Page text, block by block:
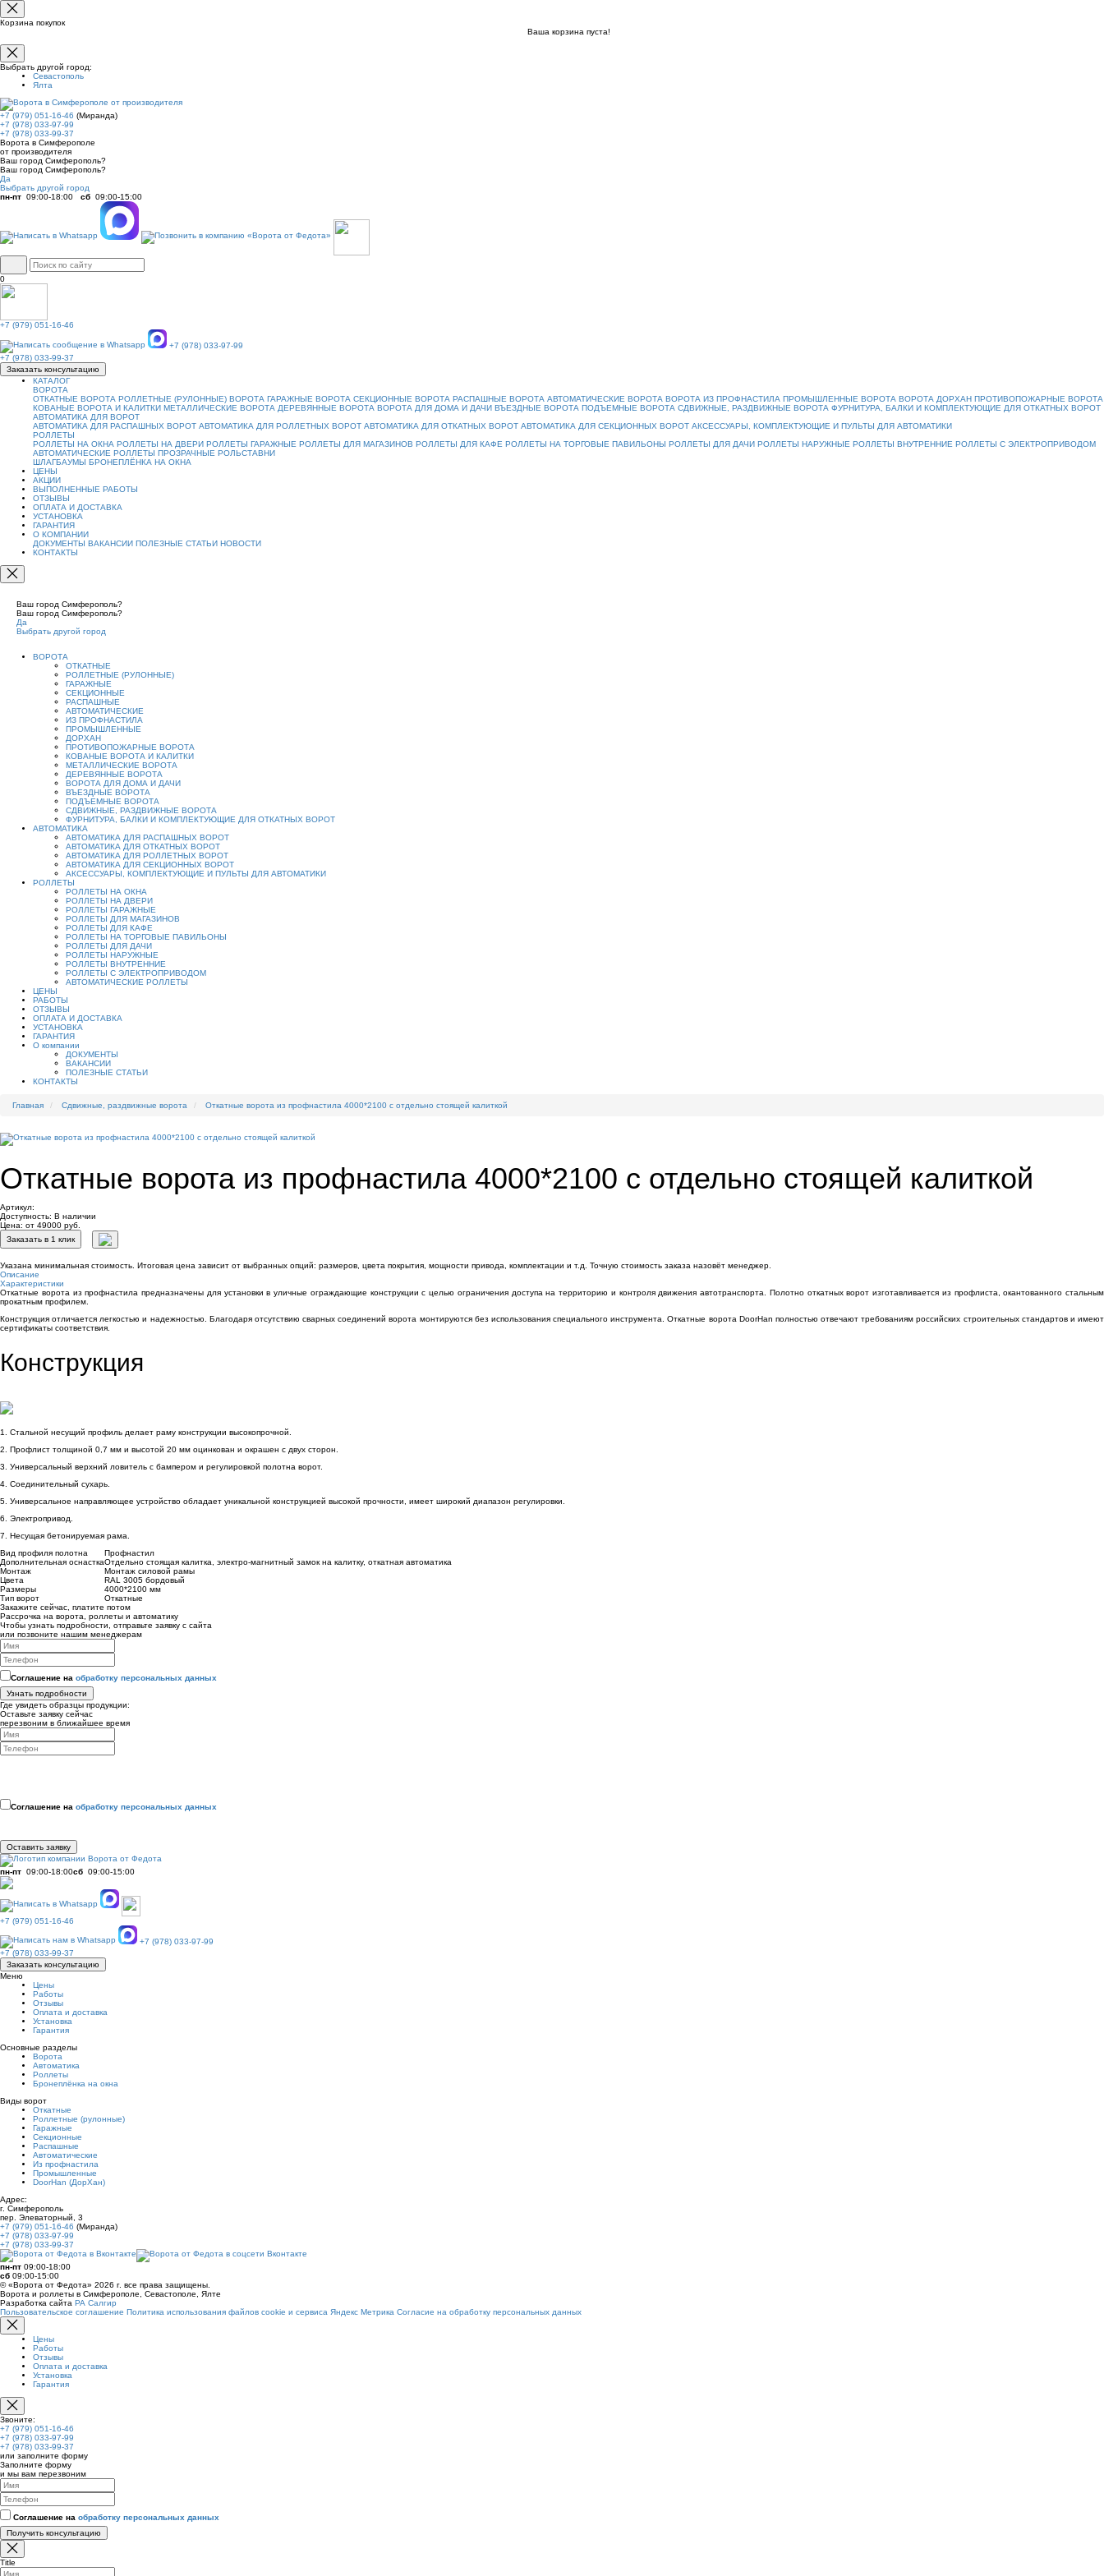
Корзина покупок
Ваша корзина пуста!
Выбрать другой город:
Севастополь
Ялта
+7 (979) 051-16-46 (Миранда)
+7 (978) 033-97-99
+7 (978) 033-99-37
Ворота в Симферополе
от производителя
Ваш город Симферополь?
Ваш город Симферополь?
Да
Выбрать другой город
пн-пт 09:00-18:00 сб 09:00-15:00
0
+7 (979) 051-16-46
+7 (978) 033-97-99
+7 (978) 033-99-37
Заказать консультацию
КАТАЛОГ
ВОРОТА
ОТКАТНЫЕ ВОРОТА РОЛЛЕТНЫЕ (РУЛОННЫЕ) ВОРОТА ГАРАЖНЫЕ ВОРОТА СЕКЦИОННЫЕ ВОРОТА РАСПАШНЫЕ ВОРОТА АВТОМАТИЧЕСКИЕ ВОРОТА ВОРОТА ИЗ ПРОФНАСТИЛА ПРОМЫШЛЕННЫЕ ВОРОТА ВОРОТА ДОРХАН ПРОТИВОПОЖАРНЫЕ ВОРОТА
КОВАНЫЕ ВОРОТА И КАЛИТКИ МЕТАЛЛИЧЕСКИЕ ВОРОТА ДЕРЕВЯННЫЕ ВОРОТА ВОРОТА ДЛЯ ДОМА И ДАЧИ ВЪЕЗДНЫЕ ВОРОТА ПОДЪЕМНЫЕ ВОРОТА СДВИЖНЫЕ, РАЗДВИЖНЫЕ ВОРОТА ФУРНИТУРА, БАЛКИ И КОМПЛЕКТУЮЩИЕ ДЛЯ ОТКАТНЫХ ВОРОТ
АВТОМАТИКА ДЛЯ ВОРОТ
АВТОМАТИКА ДЛЯ РАСПАШНЫХ ВОРОТ АВТОМАТИКА ДЛЯ РОЛЛЕТНЫХ ВОРОТ АВТОМАТИКА ДЛЯ ОТКАТНЫХ ВОРОТ АВТОМАТИКА ДЛЯ СЕКЦИОННЫХ ВОРОТ АКСЕССУАРЫ, КОМПЛЕКТУЮЩИЕ И ПУЛЬТЫ ДЛЯ АВТОМАТИКИ
РОЛЛЕТЫ
РОЛЛЕТЫ НА ОКНА РОЛЛЕТЫ НА ДВЕРИ РОЛЛЕТЫ ГАРАЖНЫЕ РОЛЛЕТЫ ДЛЯ МАГАЗИНОВ РОЛЛЕТЫ ДЛЯ КАФЕ РОЛЛЕТЫ НА ТОРГОВЫЕ ПАВИЛЬОНЫ РОЛЛЕТЫ ДЛЯ ДАЧИ РОЛЛЕТЫ НАРУЖНЫЕ РОЛЛЕТЫ ВНУТРЕННИЕ РОЛЛЕТЫ С ЭЛЕКТРОПРИВОДОМ
АВТОМАТИЧЕСКИЕ РОЛЛЕТЫ ПРОЗРАЧНЫЕ РОЛЬСТАВНИ
ШЛАГБАУМЫ БРОНЕПЛЁНКА НА ОКНА
ЦЕНЫ
АКЦИИ
ВЫПОЛНЕННЫЕ РАБОТЫ
ОТЗЫВЫ
ОПЛАТА И ДОСТАВКА
УСТАНОВКА
ГАРАНТИЯ
О КОМПАНИИ
ДОКУМЕНТЫ ВАКАНСИИ ПОЛЕЗНЫЕ СТАТЬИ НОВОСТИ
КОНТАКТЫ
Ваш город Симферополь?
Ваш город Симферополь?
Да
Выбрать другой город
ВОРОТА
ОТКАТНЫЕ
РОЛЛЕТНЫЕ (РУЛОННЫЕ)
ГАРАЖНЫЕ
СЕКЦИОННЫЕ
РАСПАШНЫЕ
АВТОМАТИЧЕСКИЕ
ИЗ ПРОФНАСТИЛА
ПРОМЫШЛЕННЫЕ
ДОРХАН
ПРОТИВОПОЖАРНЫЕ ВОРОТА
КОВАНЫЕ ВОРОТА И КАЛИТКИ
МЕТАЛЛИЧЕСКИЕ ВОРОТА
ДЕРЕВЯННЫЕ ВОРОТА
ВОРОТА ДЛЯ ДОМА И ДАЧИ
ВЪЕЗДНЫЕ ВОРОТА
ПОДЪЕМНЫЕ ВОРОТА
СДВИЖНЫЕ, РАЗДВИЖНЫЕ ВОРОТА
ФУРНИТУРА, БАЛКИ И КОМПЛЕКТУЮЩИЕ ДЛЯ ОТКАТНЫХ ВОРОТ
АВТОМАТИКА
АВТОМАТИКА ДЛЯ РАСПАШНЫХ ВОРОТ
АВТОМАТИКА ДЛЯ ОТКАТНЫХ ВОРОТ
АВТОМАТИКА ДЛЯ РОЛЛЕТНЫХ ВОРОТ
АВТОМАТИКА ДЛЯ СЕКЦИОННЫХ ВОРОТ
АКСЕССУАРЫ, КОМПЛЕКТУЮЩИЕ И ПУЛЬТЫ ДЛЯ АВТОМАТИКИ
РОЛЛЕТЫ
РОЛЛЕТЫ НА ОКНА
РОЛЛЕТЫ НА ДВЕРИ
РОЛЛЕТЫ ГАРАЖНЫЕ
РОЛЛЕТЫ ДЛЯ МАГАЗИНОВ
РОЛЛЕТЫ ДЛЯ КАФЕ
РОЛЛЕТЫ НА ТОРГОВЫЕ ПАВИЛЬОНЫ
РОЛЛЕТЫ ДЛЯ ДАЧИ
РОЛЛЕТЫ НАРУЖНЫЕ
РОЛЛЕТЫ ВНУТРЕННИЕ
РОЛЛЕТЫ С ЭЛЕКТРОПРИВОДОМ
АВТОМАТИЧЕСКИЕ РОЛЛЕТЫ
ЦЕНЫ
РАБОТЫ
ОТЗЫВЫ
ОПЛАТА И ДОСТАВКА
УСТАНОВКА
ГАРАНТИЯ
О компании
ДОКУМЕНТЫ
ВАКАНСИИ
ПОЛЕЗНЫЕ СТАТЬИ
КОНТАКТЫ
Главная Сдвижные, раздвижные ворота Откатные ворота из профнастила 4000*2100 с отдельно стоящей калиткой
Откатные ворота из профнастила 4000*2100 с отдельно стоящей калиткой
Артикул:
Доступность: В наличии
Цена: от 49000 руб.
Заказать в 1 клик
Указана минимальная стоимость. Итоговая цена зависит от выбранных опций: размеров, цвета покрытия, мощности привода, комплектации и т.д. Точную стоимость заказа назовёт менеджер.
Описание
Характеристики
Откатные ворота из профнастила предназначены для установки в уличные ограждающие конструкции с целью ограничения доступа на территорию и контроля движения автотранспорта. Полотно откатных ворот изготавливается из профлиста, окантованного стальным
прокатным профилем.
Конструкция отличается легкостью и надежностью. Благодаря отсутствию сварных соединений ворота монтируются без использования специального инструмента. Откатные ворота DoorHan полностью отвечают требованиям российских строительных стандартов и имеют
сертификаты соответствия.
Конструкция
1. Стальной несущий профиль делает раму конструкции высокопрочной.
2. Профлист толщиной 0,7 мм и высотой 20 мм оцинкован и окрашен с двух сторон.
3. Универсальный верхний ловитель с бампером и регулировкой полотна ворот.
4. Соединительный сухарь.
5. Универсальное направляющее устройство обладает уникальной конструкцией высокой прочности, имеет широкий диапазон регулировки.
6. Электропривод.
7. Несущая бетонируемая рама.
Вид профиля полотна
Профнастил
Дополнительная оснасткаОтдельно стоящая калитка, электро-магнитный замок на калитку, откатная автоматика
Монтаж
Монтаж силовой рамы
Цвета
RAL 3005 бордовый
Размеры
4000*2100 мм
Тип ворот
Откатные
Закажите сейчас, платите потом
Рассрочка на ворота, роллеты и автоматику
Чтобы узнать подробности, отправьте заявку с сайта
или позвоните нашим менеджерам
Соглашение на обработку персональных данных
Узнать подробности
Где увидеть образцы продукции:
Оставьте заявку сейчас
перезвоним в ближайшее время
Соглашение на обработку персональных данных
Оставить заявку
пн-пт 09:00-18:00сб 09:00-15:00
+7 (979) 051-16-46
+7 (978) 033-97-99
+7 (978) 033-99-37
Заказать консультацию
Меню
Цены
Работы
Отзывы
Оплата и доставка
Установка
Гарантия
Основные разделы
Ворота
Автоматика
Роллеты
Бронеплёнка на окна
Виды ворот
Откатные
Роллетные (рулонные)
Гаражные
Секционные
Распашные
Автоматические
Из профнастила
Промышленные
DoorHan (ДорХан)
Адрес:
г. Симферополь
пер. Элеваторный, 3
+7 (979) 051-16-46 (Миранда)
+7 (978) 033-97-99
+7 (978) 033-99-37
пн-пт 09:00-18:00
сб 09:00-15:00
© «Ворота от Федота» 2026 г. все права защищены.
Ворота и роллеты в Симферополе, Севастополе, Ялте
Разработка сайта РА Салгир
Пользовательское соглашение Политика использования файлов cookie и сервиса Яндекс Метрика Согласие на обработку персональных данных
Цены
Работы
Отзывы
Оплата и доставка
Установка
Гарантия
Звоните:
+7 (979) 051-16-46
+7 (978) 033-97-99
+7 (978) 033-99-37
или заполните форму
Заполните форму
и мы вам перезвоним
Соглашение на обработку персональных данных
Получить консультацию
Title